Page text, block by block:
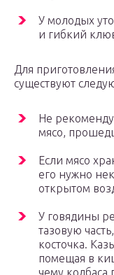
У молодых
и гибкий
Для
существуют
Не
мясо,
Если мясо
его нужно
открытом
У говядины
тазовую
косточка.
помещая в
чему колбаса